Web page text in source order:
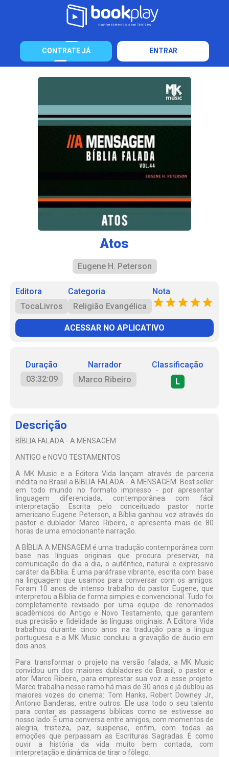
CONTRATE JÁ ENTRAR
Atos
Eugene H. Peterson
Editora
TocaLivros
Categoria
Religião Evangélica
Nota
ACESSAR NO APLICATIVO
Duração
03:32:09
Narrador
Marco Ribeiro
Classificação
L
Descrição
BÍBLIA FALADA - A MENSAGEM
ANTIGO e NOVO TESTAMENTOS
A MK Music e a Editora Vida lançam através de parceria
inédita no Brasil a BÍBLIA FALADA - A MENSAGEM. Best seller
em todo mundo no formato impresso - por apresentar
linguagem diferenciada, contemporânea com fácil
interpretação. Escrita pelo conceituado pastor norte
americano Eugene Peterson, a Bíblia ganhou voz através do
pastor e dublador Marco Ribeiro, e apresenta mais de 80
horas de uma emocionante narração.
A BÍBLIA A MENSAGEM é uma tradução contemporânea com
base nas línguas originais que procura preservar, na
comunicação do dia a dia, o autêntico, natural e expressivo
caráter da Bíblia. É uma paráfrase vibrante, escrita com base
na linguagem que usamos para conversar com os amigos.
Foram 10 anos de intenso trabalho do pastor Eugene, que
interpretou a Bíblia de forma simples e convencional. Tudo foi
completamente revisado por uma equipe de renomados
acadêmicos do Antigo e Novo Testamento, que garantem
sua precisão e fidelidade às línguas originais. A Editora Vida
trabalhou durante cinco anos na tradução para a língua
portuguesa e a MK Music concluiu a gravação de áudio em
dois anos.
Para transformar o projeto na versão falada, a MK Music
convidou um dos maiores dubladores do Brasil, o pastor e
ator Marco Ribeiro, para emprestar sua voz a esse projeto.
Marco trabalha nesse ramo há mais de 30 anos e já dublou as
maiores vozes do cinema: Tom Hanks, Robert Downey Jr.,
Antonio Banderas, entre outros. Ele usa todo o seu talento
para contar as passagens bíblicas como se estivesse ao
nosso lado. É uma conversa entre amigos, com momentos de
alegria, tristeza, paz, suspense, enfim, com todas as
emoções que perpassam as Escrituras Sagradas. É como
ouvir a história da vida muito bem contada, com
interpretação e dinâmica de tirar o fôlego.